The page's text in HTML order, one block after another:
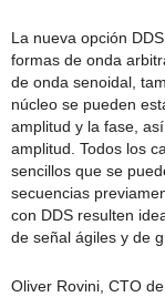
La nueva opción
formas de onda
de onda senoidal,
núcleo se pueden
amplitud y la fase,
amplitud. Todos los
sencillos que se
secuencias
con DDS resulten
de señal ágiles y de
Oliver Rovini, CTO